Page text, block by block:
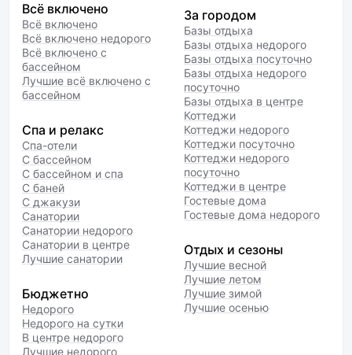
Всё включено
Всё включено
Всё включено недорого
Всё включено с
бассейном
Лучшие всё включено с
бассейном
Спа и релакс
Спа-отели
С бассейном
С бассейном и спа
С баней
С джакузи
Санатории
Санатории недорого
Санатории в центре
Лучшие санатории
Бюджетно
Недорого
Недорого на сутки
В центре недорого
Лучшие недорого
За городом
Базы отдыха
Базы отдыха недорого
Базы отдыха посуточно
Базы отдыха недорого
посуточно
Базы отдыха в центре
Коттеджи
Коттеджи недорого
Коттеджи посуточно
Коттеджи недорого
посуточно
Коттеджи в центре
Гостевые дома
Гостевые дома недорого
Отдых и сезоны
Лучшие весной
Лучшие летом
Лучшие зимой
Лучшие осенью